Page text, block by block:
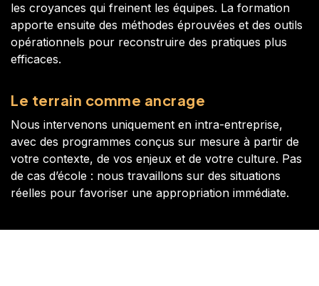
les croyances qui freinent les équipes. La formation
apporte ensuite des méthodes éprouvées et des outils
opérationnels pour reconstruire des pratiques plus
efficaces.
Le terrain comme ancrage
Nous intervenons uniquement en intra-entreprise,
avec des programmes conçus sur mesure à partir de
votre contexte, de vos enjeux et de votre culture. Pas
de cas d’école : nous travaillons sur des situations
réelles pour favoriser une appropriation immédiate.